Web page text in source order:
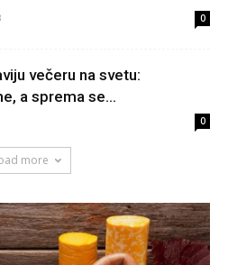
0
večeru na svetu:
a sprema se...
0
more